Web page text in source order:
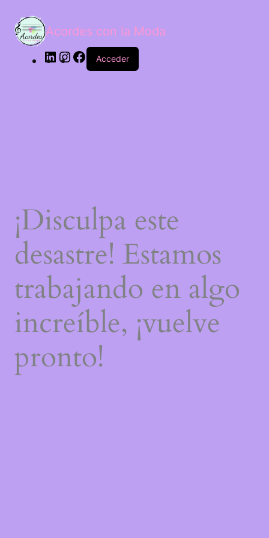
Acordes con la Moda
Acceder
¡Disculpa este
desastre! Estamos
trabajando en algo
increíble, ¡vuelve
pronto!